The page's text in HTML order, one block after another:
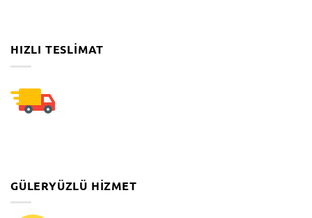
HIZLI TESLIMAT
GÜLERYÜZLÜ HIZMET